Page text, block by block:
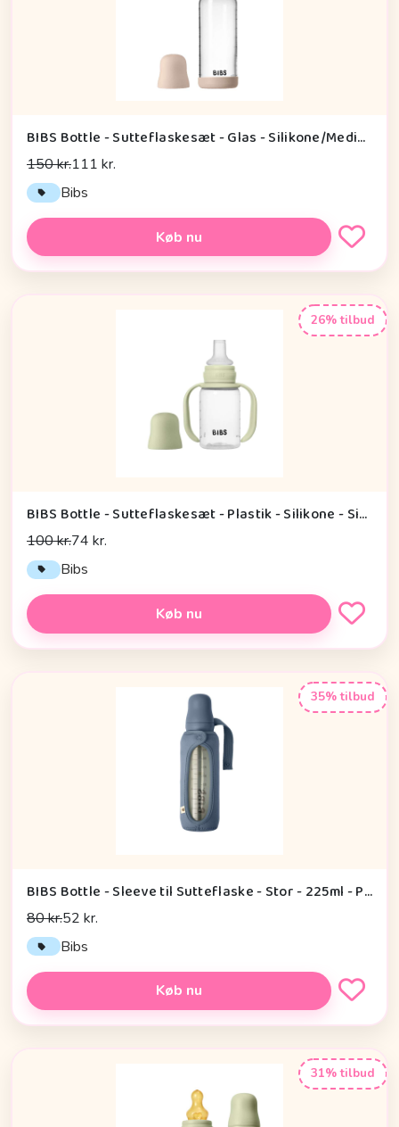
BIBS Bottle - Sutteflaskesæt - Glas - Silikone/Medium Flow/Rund - 240ml - Blush
150 kr.111 kr.
Bibs
Køb nu
26% tilbud
BIBS Bottle - Sutteflaskesæt - Plastik - Silikone - Sippy - 150ml - Sage
100 kr.74 kr.
Bibs
Køb nu
35% tilbud
BIBS Bottle - Sleeve til Sutteflaske - Stor - 225ml - Petrol
80 kr.52 kr.
Bibs
Køb nu
31% tilbud